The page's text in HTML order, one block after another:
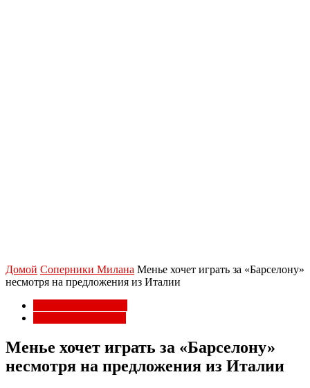
Домой Соперники Милана Менье хочет играть за «Барселону»
несмотря на предложения из Италии
Менье хочет играть за «Барселону»
несмотря на предложения из Италии